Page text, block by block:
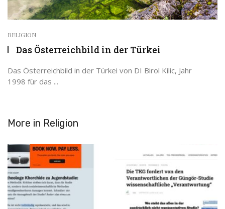
RELIGION
Das Österreichbild in der Türkei
Das Österreichbild in der Türkei von DI Birol Kilic, Jahr
1998 für das ...
More in Religion